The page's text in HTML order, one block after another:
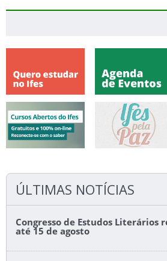
ÚLTIMAS NOTÍCIAS
Congresso de Estudos Literários
até 15 de agosto